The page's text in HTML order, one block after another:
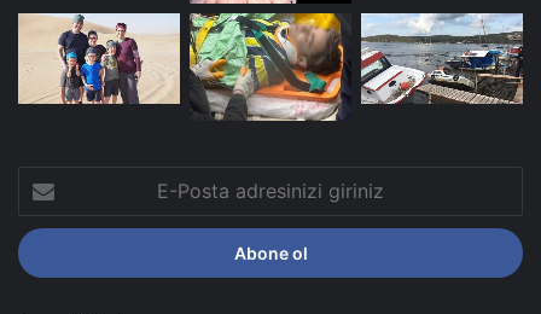
Posta
adresinizi
giriniz